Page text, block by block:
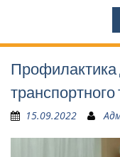
Профилактика
15.09.2022